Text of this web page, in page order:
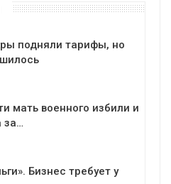
подняли тарифы, но
мать военного избили и
за…
Бизнес требует у